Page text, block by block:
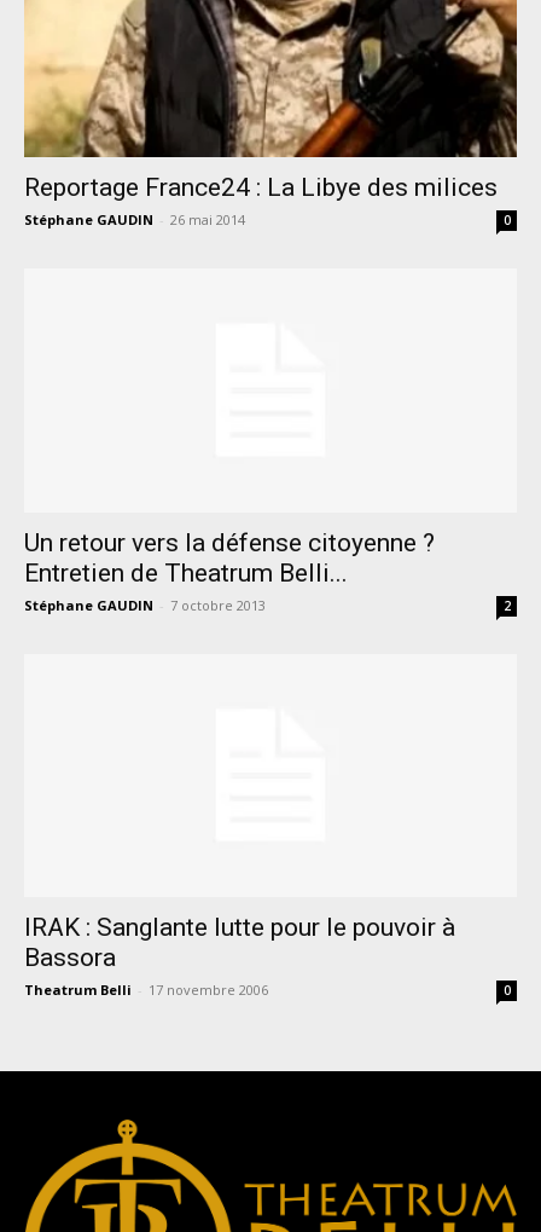
Reportage France24 : La Libye des milices
Stéphane GAUDIN - 26 mai 2014 0
Un retour vers la défense citoyenne ?
Entretien de Theatrum Belli...
Stéphane GAUDIN - 7 octobre 2013 2
IRAK : Sanglante lutte pour le pouvoir à
Bassora
Theatrum Belli - 17 novembre 2006 0